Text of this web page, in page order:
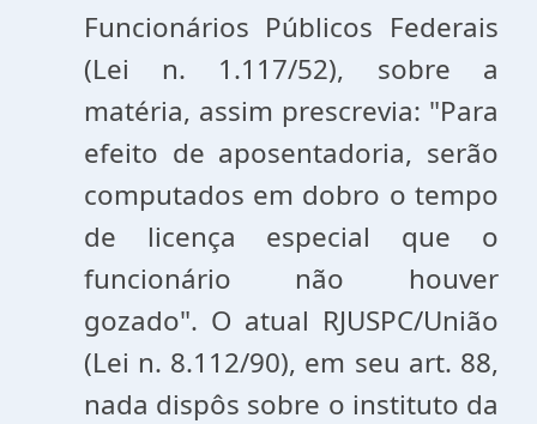
Funcionários Públicos Federais
(Lei n. 1.117/52), sobre a
matéria, assim prescrevia: "Para
efeito de aposentadoria, serão
computados em dobro o tempo
de licença especial que o
funcionário não houver
gozado". O atual RJUSPC/União
(Lei n. 8.112/90), em seu art. 88,
nada dispôs sobre o instituto da